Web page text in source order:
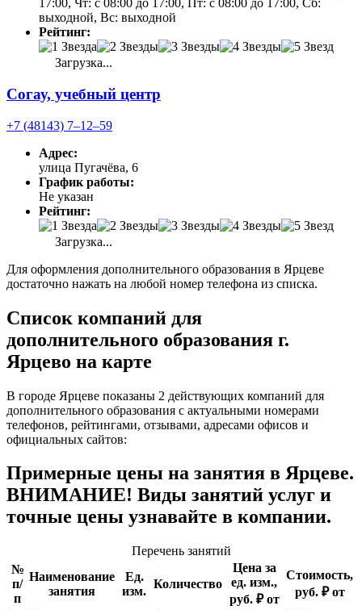
17:00, Чт: с 08:00 до 17:00, Пт: с 08:00 до 17:00, Сб:
выходной, Вс: выходной
Рейтинг:
Загрузка...
Согау, учебный центр
+7 (48143) 7‒12‒59
Адрес:
улица Пугачёва, 6
График работы:
Не указан
Рейтинг:
Загрузка...
Для оформления дополнительного образования в Ярцеве
достаточно нажать на любой номер телефона из списка.
Список компаний для
дополнительного образования г.
Ярцево на карте
В городе Ярцеве показаны 2 действующих компаний для
дополнительного образования с актуальными номерами
телефонов, рейтингами, отзывами, адресами офисов и
официальных сайтов:
Примерные цены на занятия в Ярцеве.
ВНИМАНИЕ! Виды занятий услуг и
точные цены узнавайте в компании.
Перечень занятий
№
п/
п
Наименование
занятия
Ед.
изм.
Количество
Цена за
ед. изм.,
руб. ₽ от
Стоимость,
руб. ₽ от